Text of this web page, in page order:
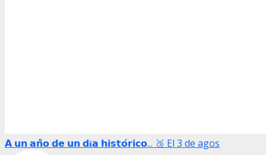
𝗔 𝘂𝗻 𝗮𝗻̃𝗼 𝗱𝗲 𝘂𝗻 𝗱𝛊́𝗮 𝗵𝗶𝘀𝘁𝗼́𝗿𝗶𝗰𝗼... 🥉 El 3 de agos